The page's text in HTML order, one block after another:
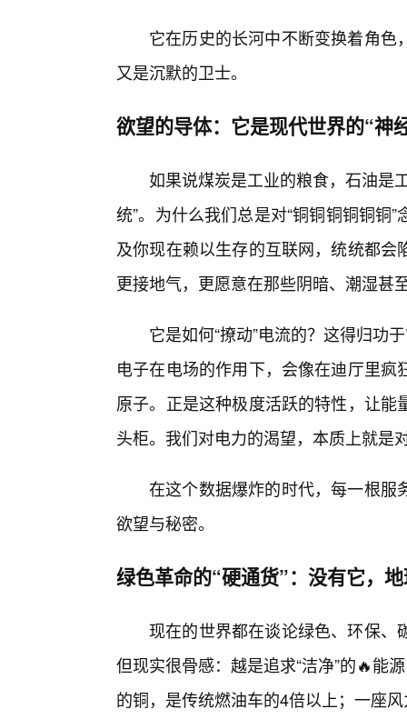
它在历史的长河中不断变换着角
又是沉默的卫士。
欲望的导体：它是现代世界的“神
如果说煤炭是工业的粮食，石油是
统”。为什么我们总是对“铜铜铜铜铜铜
及你现在赖以生存的互联网，统统都
更接地气，更愿意在那些阴暗、潮湿甚
它是如何“撩动”电流的？这得归功
电子在电场的作用下，会像在迪厅里
原子。正是这种极度活跃的特性，让
头柜。我们对电力的渴望，本质上就是
在这个数据爆炸的时代，每一根服
欲望与秘密。
绿色革命的“硬通货”：没有它，
现在的世界都在谈论绿色、环保、
但现实很骨感：越是追求“洁净”的🔥能
的铜，是传统燃油车的4倍以上；一座